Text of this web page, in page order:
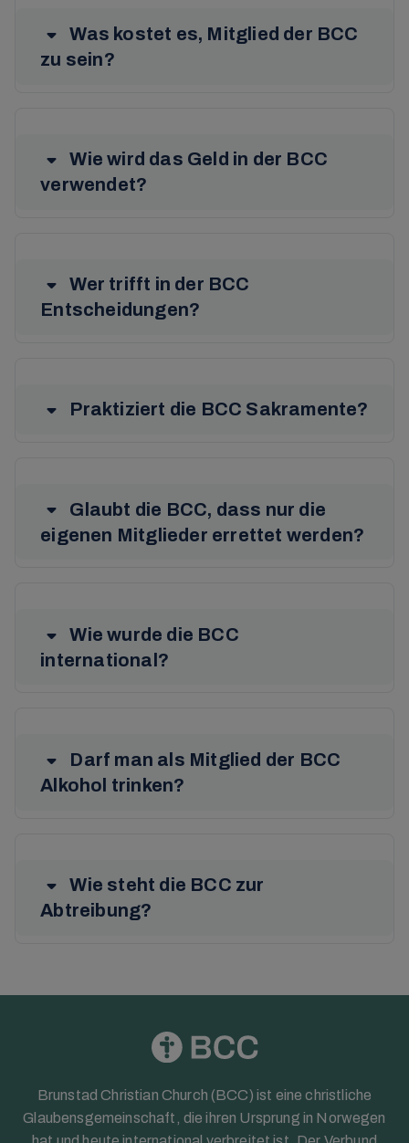
Was kostet es, Mitglied der BCC
zu sein?
Wie wird das Geld in der BCC
verwendet?
Wer trifft in der BCC
Entscheidungen?
Praktiziert die BCC Sakramente?
Glaubt die BCC, dass nur die
eigenen Mitglieder errettet werden?
Wie wurde die BCC
international?
Darf man als Mitglied der BCC
Alkohol trinken?
Wie steht die BCC zur
Abtreibung?
Brunstad Christian Church (BCC) ist eine christliche
Glaubensgemeinschaft, die ihren Ursprung in Norwegen